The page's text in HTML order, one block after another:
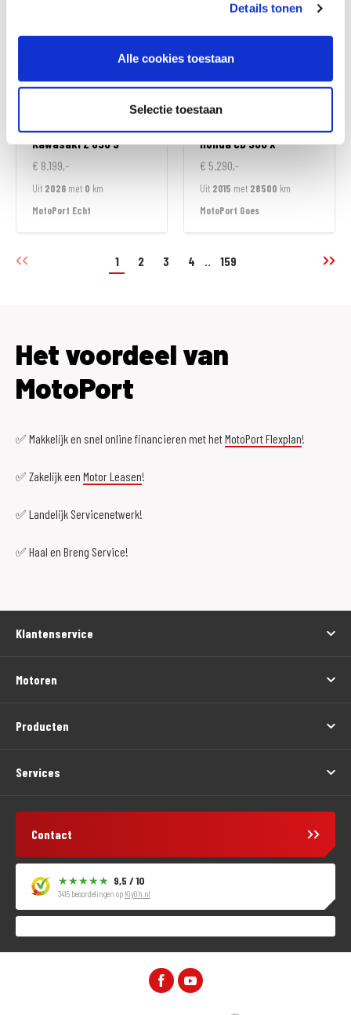
Details tonen
Alle cookies toestaan
Selectie toestaan
KawasakiZ 650 S
€ 8.199,-
Uit 2026 met 0 km
MotoPort Echt
HondaCB 500 X
€ 5.290,-
Uit 2015 met 28500 km
MotoPort Goes
1 2 3 4 .. 159
Het voordeel van
MotoPort
✅ Makkelijk en snel online financieren met hetMotoPort Flexplan!
✅ Zakelijk een Motor Leasen!
✅ Landelijk Servicenetwerk!
✅ Haal en Breng Service!
Klantenservice
Motoren
Producten
Services
Contact
9,5 / 10
3415 beoordelingen op KiyOh.nl